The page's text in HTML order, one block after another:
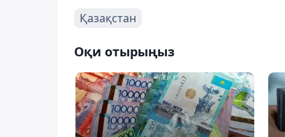
Қазақстан
Оқи отырыңыз